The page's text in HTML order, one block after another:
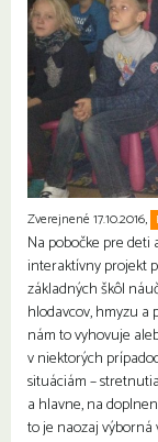
Zverejnené 17.10.2016,
Na pobočke pre deti
interaktívny projekt
základných škôl
hlodavcov, hmyzu a
nám to vyhovuje
v niektorých
situáciám –
a hlavne, na
to je naozaj výborná